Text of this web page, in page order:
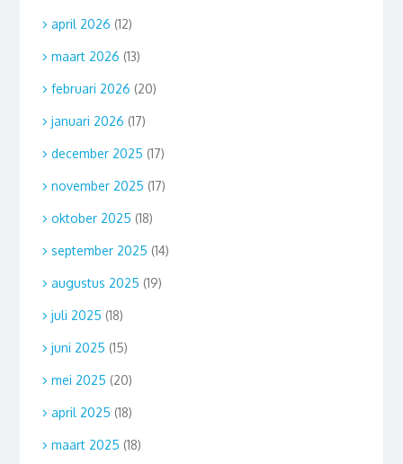
april 2026 (12)
maart 2026 (13)
februari 2026 (20)
januari 2026 (17)
december 2025 (17)
november 2025 (17)
oktober 2025 (18)
september 2025 (14)
augustus 2025 (19)
juli 2025 (18)
juni 2025 (15)
mei 2025 (20)
april 2025 (18)
maart 2025 (18)